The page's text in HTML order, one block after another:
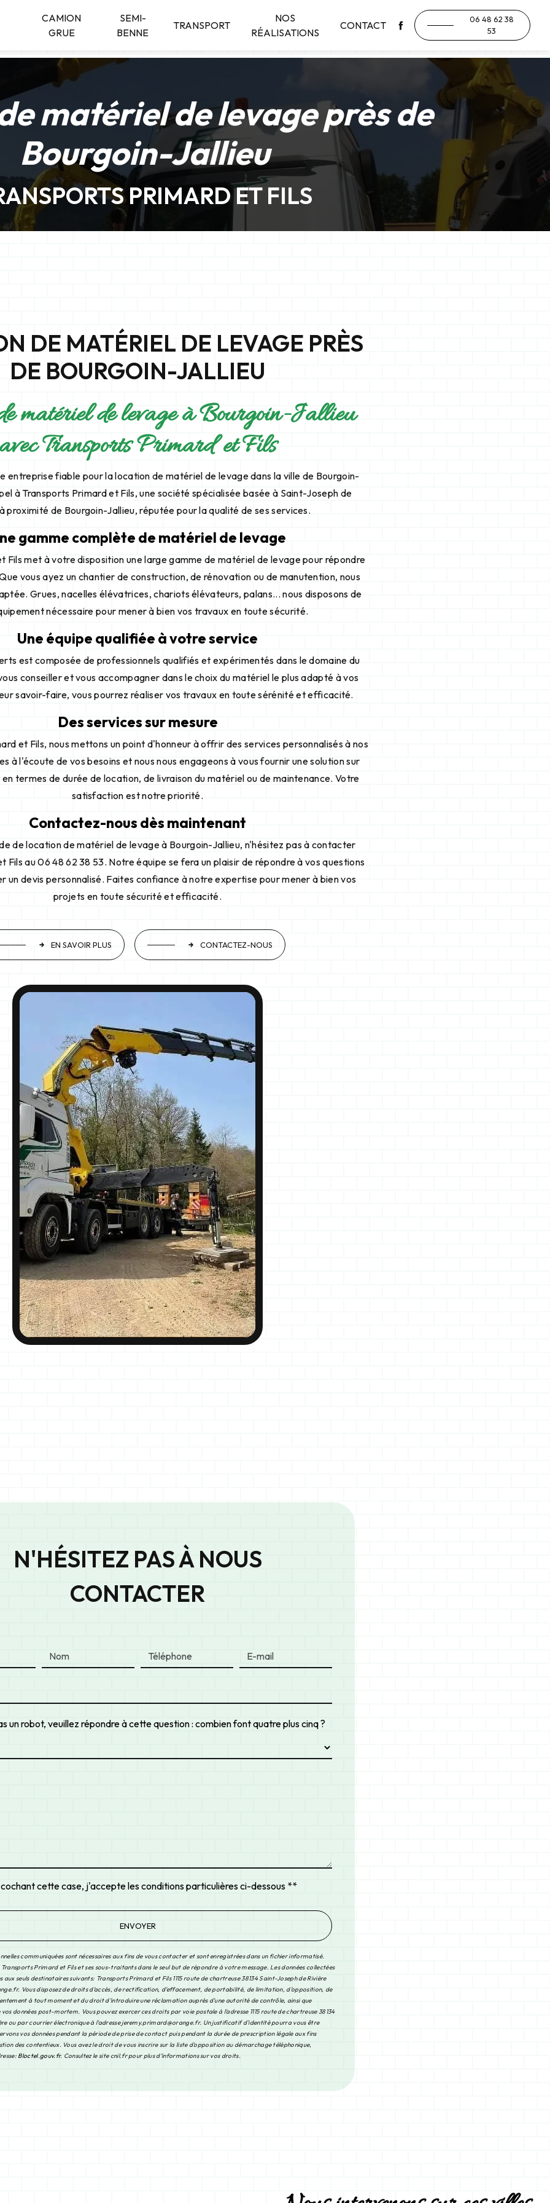
CAMION
GRUE
SEMI-
BENNE
TRANSPORT
NOS
RÉALISATIONS
CONTACT
06 48 62 38
53
matériel de levage près de
Bourgoin-Jallieu
PRIMARD ET FILS
DE MATÉRIEL DE LEVAGE PRÈS
DE BOURGOIN-JALLIEU
matériel de levage à Bourgoin-Jallieu
avec Transports Primard et Fils
entreprise fiable pour la location de matériel de levage dans la ville de Bourgoin-
à Transports Primard et Fils, une société spécialisée basée à Saint-Joseph de
proximité de Bourgoin-Jallieu, réputée pour la qualité de ses services.
gamme complète de matériel de levage
Fils met à votre disposition une large gamme de matériel de levage pour répondre
vous ayez un chantier de construction, de rénovation ou de manutention, nous
Grues, nacelles élévatrices, chariots élévateurs, palans... nous disposons de
nécessaire pour mener à bien vos travaux en toute sécurité.
Une équipe qualifiée à votre service
est composée de professionnels qualifiés et expérimentés dans le domaine du
conseiller et vous accompagner dans le choix du matériel le plus adapté à vos
savoir-faire, vous pourrez réaliser vos travaux en toute sérénité et efficacité.
Des services sur mesure
et Fils, nous mettons un point d'honneur à offrir des services personnalisés à nos
à l'écoute de vos besoins et nous nous engageons à vous fournir une solution sur
termes de durée de location, de livraison du matériel ou de maintenance. Votre
satisfaction est notre priorité.
Contactez-nous dès maintenant
de location de matériel de levage à Bourgoin-Jallieu, n'hésitez pas à contacter
Fils au 06 48 62 38 53. Notre équipe se fera un plaisir de répondre à vos questions
un devis personnalisé. Faites confiance à notre expertise pour mener à bien vos
projets en toute sécurité et efficacité.
EN SAVOIR PLUS CONTACTEZ-NOUS
N'HÉSITEZ PAS À NOUS
CONTACTER
un robot, veuillez répondre à cette question : combien font quatre plus cinq ?
cochant cette case, j'accepte les conditions particulières ci-dessous **
ENVOYER
communiquées sont nécessaires aux fins de vous contacter et sont enregistrées dans un fichier informatisé.
Transports Primard et Fils et ses sous-traitants dans le seul but de répondre à votre message. Les données collectées
aux seuls destinataires suivants: Transports Primard et Fils 1115 route de chartreuse 38134 Saint-Joseph de Rivière
Vous disposez de droits d’accès, de rectification, d’effacement, de portabilité, de limitation, d’opposition, de
à tout moment et du droit d’introduire une réclamation auprès d’une autorité de contrôle, ainsi que
vos données post-mortem. Vous pouvez exercer ces droits par voie postale à l'adresse 1115 route de chartreuse 38134
ou par courrier électronique à l'adresse jeremy.primard@orange.fr. Un justificatif d'identité pourra vous être
vos données pendant la période de prise de contact puis pendant la durée de prescription légale aux fins
des contentieux. Vous avez le droit de vous inscrire sur la liste d'opposition au démarchage téléphonique,
Bloctel.gouv.fr. Consultez le site cnil.fr pour plus d’informations sur vos droits.